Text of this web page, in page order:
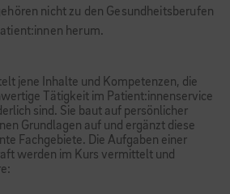
nicht zu den Gesundheitsberufen
herum.
jene Inhalte und Kompetenzen, die
Tätigkeit im Patient:innenservice
sind. Sie baut auf persönlicher
Grundlagen auf und ergänzt diese
Fachgebiete. Die Aufgaben einer
werden im Kurs vermittelt und